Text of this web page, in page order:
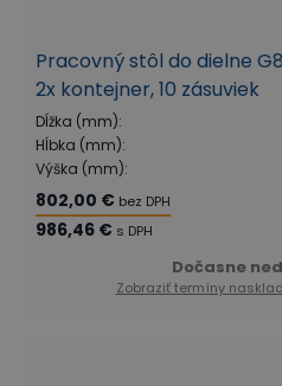
Pracovný stôl do dielne
2x kontejner, 10 zásuviek
Dĺžka (mm):
Hĺbka (mm):
Výška (mm):
802,00 € bez DPH
986,46 € s DPH
Dočasne
Zobraziť termíny